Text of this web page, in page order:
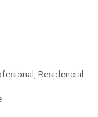
Residencial